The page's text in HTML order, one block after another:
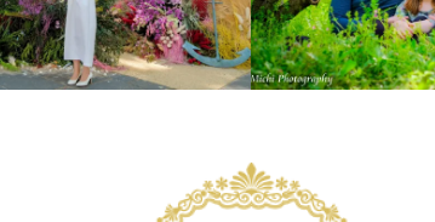
LIFESTYLE
WEDDING